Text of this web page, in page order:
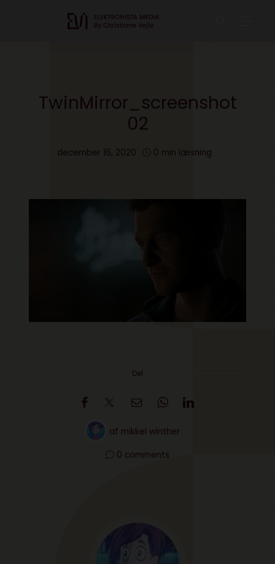
TwinMirror_screenshot
02
december 16, 2020 0 min læsning
Del
af mikkel winther
0 comments